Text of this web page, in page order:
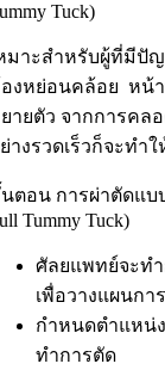
Tuck)
มาะสำหรับผู้ที่มีปั
งหย่อนคล้อย หน้
ายตัว จากการคล
างรวดเร็วก็จะทำ
ตอน การผ่าตัดแบ
Tummy Tuck)
ศัลยแพทย์จะท
เพื่อวางแผนกา
กำหนดตำแหน่
ทำการตัด